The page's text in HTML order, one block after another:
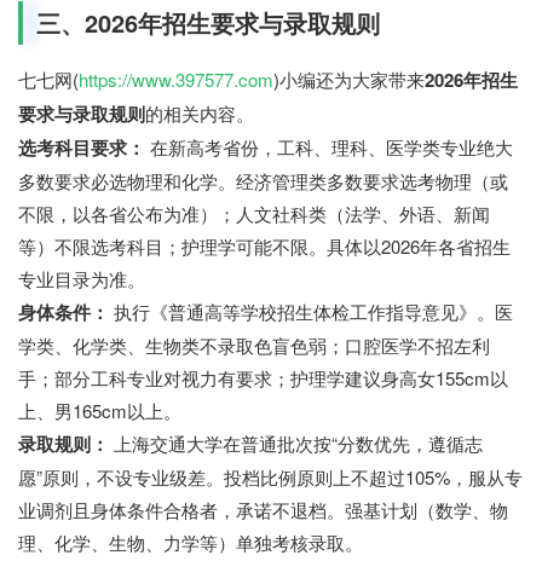
三、2026年招生要求与录取规则
七七网(https://www.397577.com)小编还为大家带来2026年招生
要求与录取规则的相关内容。
选考科目要求： 在新高考省份，工科、理科、医学类专业绝大
多数要求必选物理和化学。经济管理类多数要求选考物理（或
不限，以各省公布为准）；人文社科类（法学、外语、新闻
等）不限选考科目；护理学可能不限。具体以2026年各省招生
专业目录为准。
身体条件： 执行《普通高等学校招生体检工作指导意见》。医
学类、化学类、生物类不录取色盲色弱；口腔医学不招左利
手；部分工科专业对视力有要求；护理学建议身高女155cm以
上、男165cm以上。
录取规则： 上海交通大学在普通批次按“分数优先，遵循志
愿”原则，不设专业级差。投档比例原则上不超过105%，服从专
业调剂且身体条件合格者，承诺不退档。强基计划（数学、物
理、化学、生物、力学等）单独考核录取。